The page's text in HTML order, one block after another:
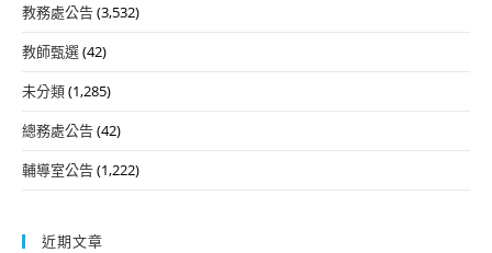
教務處公告(3,532)
教師甄選(42)
未分類(1,285)
總務處公告(42)
輔導室公告(1,222)
近期文章